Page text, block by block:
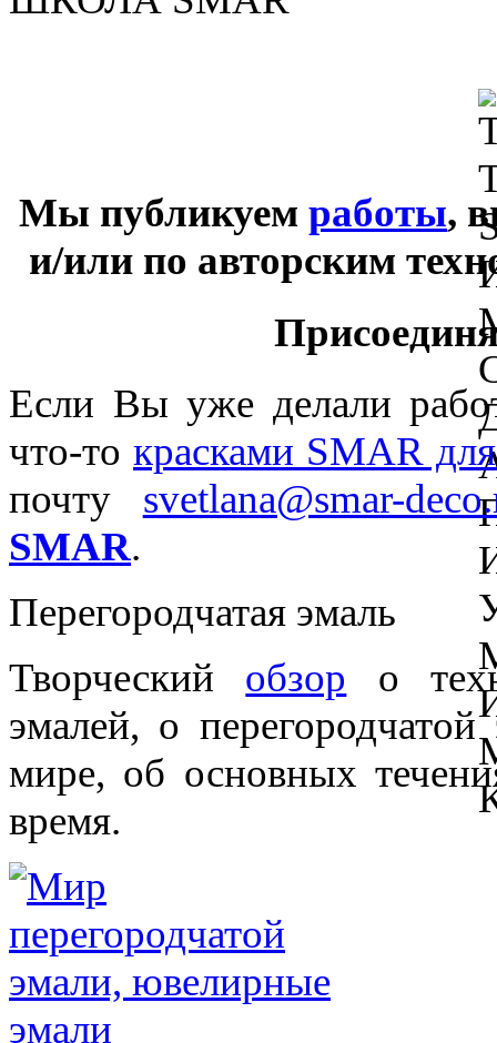
Мы публикуем работы,
и/или по авторским
Если Вы уже делали
что-то красками SMAR
почту svetlana@smar-
SMAR.
Перегородчатая эмаль
Творческий обзор о
эмалей, о
мире, об основных
время.